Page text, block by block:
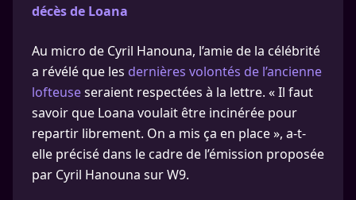
décès de Loana
Au micro de Cyril Hanouna, l’amie de la célébrité
a révélé que les dernières volontés de l’ancienne
lofteuseseraient respectées à la lettre. « Il faut
savoir que Loana voulait être incinérée pour
repartir librement. On a mis ça en place », a-t-
elle précisé dans le cadre de l’émission proposée
par Cyril Hanouna sur W9.